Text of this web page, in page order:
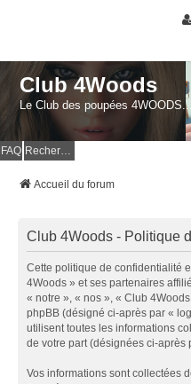
Club 4Woods
Le Club des poupées
FAQ
Accueil du forum
Club 4Woods - Politique
Cette politique de confidentialité
4Woods » et ses partenaires
« notre », « nos », « Club
phpBB (désigné ci-après par «
utilisent toutes les informations
de votre part (désignées ci-après
Vos informations sont collectées